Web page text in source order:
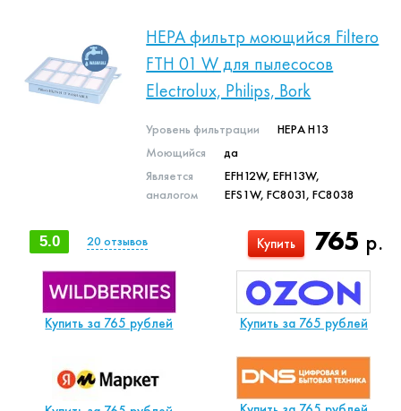
HEPA фильтр моющийся Filtero
FTH 01 W для пылесосов
Electrolux, Philips, Bork
Уровень фильтрации
HEPA H13
Моющийся
да
Является
аналогом
EFH12W, EFH13W,
EFS1W, FC8031, FC8038
765 р.
Купить
5.0 20 отзывов
Купить за 765 рублей Купить за 765 рублей